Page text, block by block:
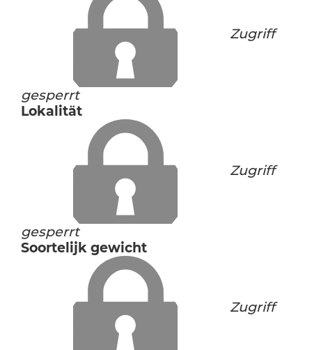
Zugriff
gesperrt
Lokalität
Zugriff
gesperrt
Soortelijk gewicht
Zugriff